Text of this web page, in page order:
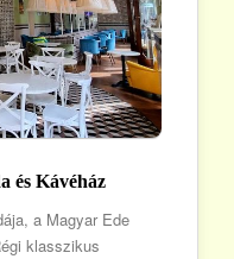
és Kávéház
a Magyar Ede
klasszikus